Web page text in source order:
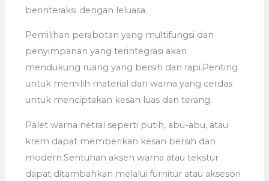
berinteraksi dengan leluasa.
Pemilihan perabotan yang multifungsi dan
penyimpanan yang terintegrasi akan
mendukung ruang yang bersih dan rapi.Penting
untuk memilih material dan warna yang cerdas
untuk menciptakan kesan luas dan terang.
Palet warna netral seperti putih, abu-abu, atau
krem dapat memberikan kesan bersih dan
modern.Sentuhan aksen warna atau tekstur
dapat ditambahkan melalui furnitur atau aksesori